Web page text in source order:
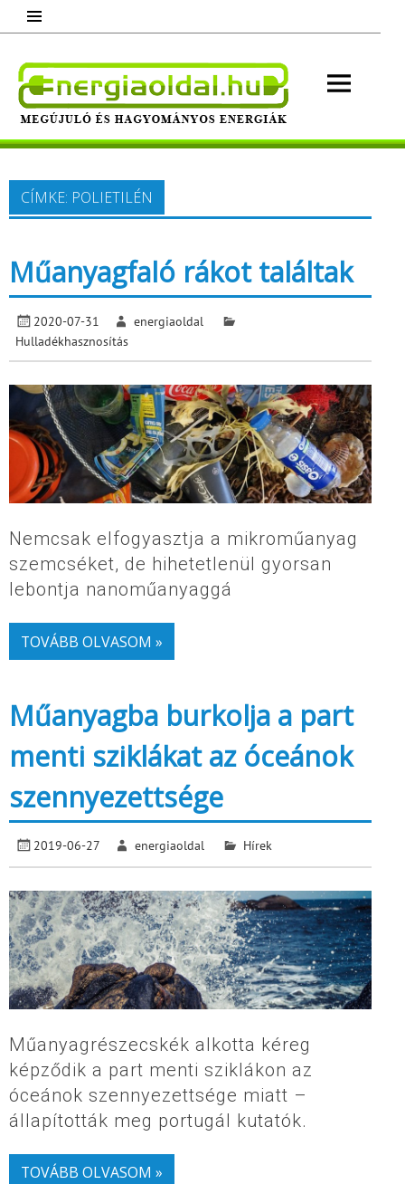
content
Megújuló és hagyományos energiák.
Minden, ami energia!
CÍMKE: POLIETILÉN
Műanyagfaló rákot találtak
2020-07-31
energiaoldal
Hulladékhasznosítás
Nemcsak elfogyasztja a mikroműanyag
szemcséket, de hihetetlenül gyorsan
lebontja nanoműanyaggá
TOVÁBB OLVASOM »
Műanyagba burkolja a part
menti sziklákat az óceánok
szennyezettsége
2019-06-27 energiaoldal Hírek
Műanyagrészecskék alkotta kéreg
képződik a part menti sziklákon az
óceánok szennyezettsége miatt –
állapították meg portugál kutatók.
TOVÁBB OLVASOM »